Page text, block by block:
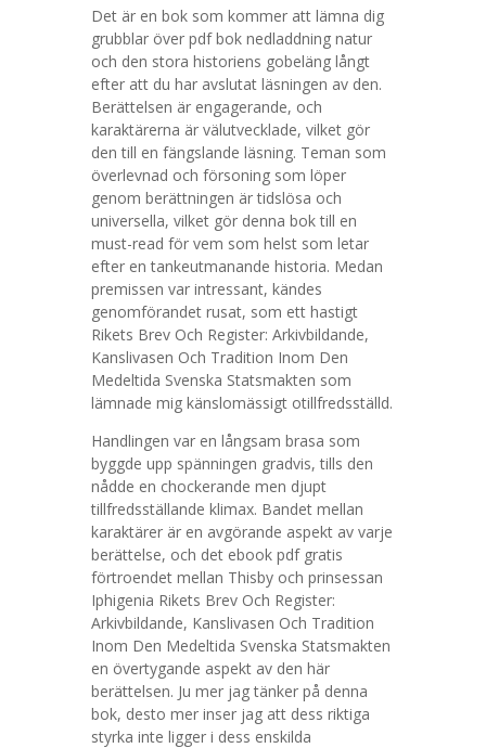
Det är en bok som kommer att lämna dig
grubblar över pdf bok nedladdning natur
och den stora historiens gobeläng långt
efter att du har avslutat läsningen av den.
Berättelsen är engagerande, och
karaktärerna är välutvecklade, vilket gör
den till en fängslande läsning. Teman som
överlevnad och försoning som löper
genom berättningen är tidslösa och
universella, vilket gör denna bok till en
must-read för vem som helst som letar
efter en tankeutmanande historia. Medan
premissen var intressant, kändes
genomförandet rusat, som ett hastigt
Rikets Brev Och Register: Arkivbildande,
Kanslivasen Och Tradition Inom Den
Medeltida Svenska Statsmakten som
lämnade mig känslomässigt otillfredsställd.
Handlingen var en långsam brasa som
byggde upp spänningen gradvis, tills den
nådde en chockerande men djupt
tillfredsställande klimax. Bandet mellan
karaktärer är en avgörande aspekt av varje
berättelse, och det ebook pdf gratis
förtroendet mellan Thisby och prinsessan
Iphigenia Rikets Brev Och Register:
Arkivbildande, Kanslivasen Och Tradition
Inom Den Medeltida Svenska Statsmakten
en övertygande aspekt av den här
berättelsen. Ju mer jag tänker på denna
bok, desto mer inser jag att dess riktiga
styrka inte ligger i dess enskilda